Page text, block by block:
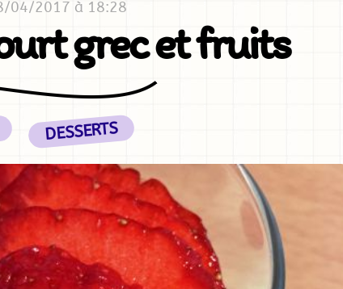
04/2017 à 18:28
grec et fruits
DESSERTS